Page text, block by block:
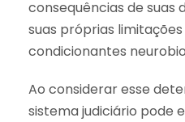
consequências de suas
suas próprias
condicionantes
Ao considerar esse
sistema judiciário pode